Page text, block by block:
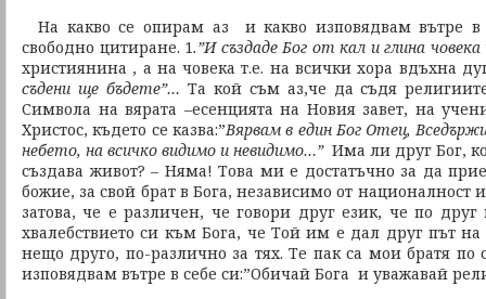
На какво се опирам аз и какво изповядвам вътре
свободно цитиране. 1.”И създаде Бог от кал и глина
християнина , а на човека т.е. на всички хора вдъхна
съдени ще бъдете”… Та кой съм аз,че да съдя
Символа на вярата –есенцията на Новия завет, на
Христос, където се казва:”Вярвам в един Бог Отец,
небето, на всичко видимо и невидимо…”Има ли друг Бог,
създава живот? – Няма! Това ми е достатъчно за да
божие, за свой брат в Бога, независимо от националност
затова, че е различен, че говори друг език, че по
хвалебствието си към Бога, че Той им е дал друг път
нещо друго, по-различно за тях. Те пак са мои братя
изповядвам вътре в себе си:”Обичай Бога и уважавай